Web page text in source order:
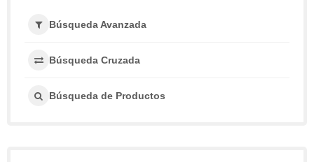
Búsqueda Avanzada
Búsqueda Cruzada
Búsqueda de Productos